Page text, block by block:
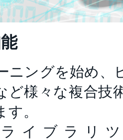
ニングを始め、
ど様々な複合技
。
イブラリツ